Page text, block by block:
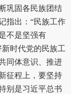
巩固各民族团结
指出：“民族工作
不是坚强有
时代党的民族工
同体意识、推进
征程上，要坚持
别是习近平总书